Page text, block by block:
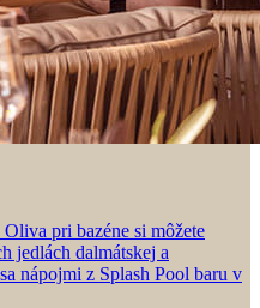
pri bazéne si môžete
jedlách dalmátskej a
nápojmi z Splash Pool baru v